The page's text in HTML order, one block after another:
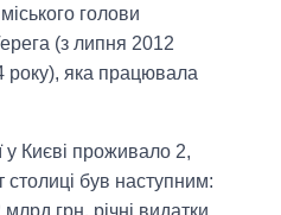
голови
(з липня 2012
року), яка працювала
у Києві проживало 2,
був наступним:
грн, річні видатки